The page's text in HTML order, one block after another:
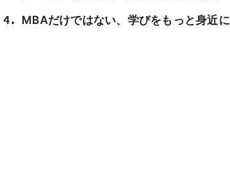
MBAだけではない、学びをもっと身近に